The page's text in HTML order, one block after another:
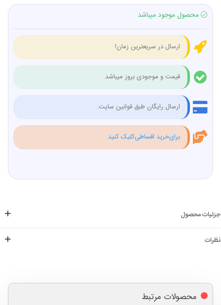
محصول موجود میباشد
ارسال در سریعترین زمان!
قیمت و موجودی بروز میباشد.
ارسال رایگان طبق قوانین سایت.
برای‌خرید اقساطی‌کلیک کنید.
جزئیات محصول
نظرات
محصولات مرتبط